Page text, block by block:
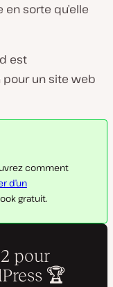
sorte qu’elle
est
un site web
comment
d’un
gratuit.